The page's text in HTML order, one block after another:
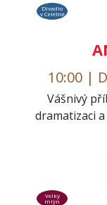
Divadlo
v Celetné
10:00 |
Vášnivý
dramatizaci
Velký
mlýn